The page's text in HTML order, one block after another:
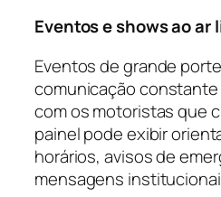
Eventos e shows ao ar
Eventos de grande
comunicação
com os motoristas que
painel pode exibir
horários, avisos de
mensagens